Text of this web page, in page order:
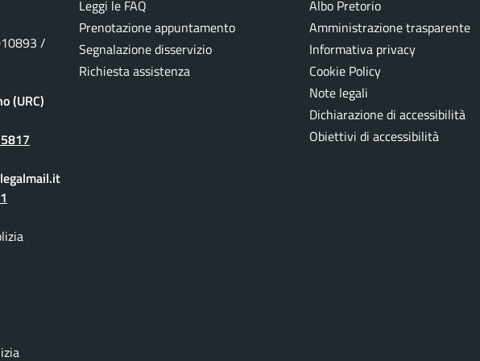
/
(URC)
Leggi le FAQ
Prenotazione appuntamento
Segnalazione disservizio
Richiesta assistenza
Albo Pretorio
Amministrazione trasparente
Informativa privacy
Cookie Policy
Note legali
Dichiarazione di accessibilità
Obiettivi di accessibilità